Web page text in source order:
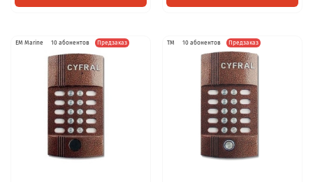
EM Marine 10 абонентов Предзаказ TM 10 абонентов Предзаказ